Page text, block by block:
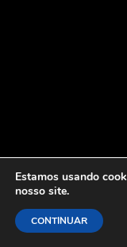
Estamos usando
nosso site.
CONTINUAR